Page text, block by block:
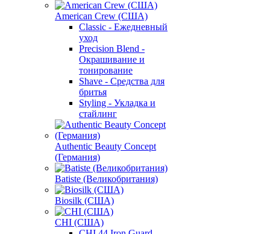
American Crew (США)
Classic - Ежедневный
уход
Precision Blend -
Окрашивание и
тонирование
Shave - Средства для
бритья
Styling - Укладка и
стайлинг
Authentic Beauty Concept
(Германия)
Batiste (Великобритания)
Biosilk (США)
CHI (США)